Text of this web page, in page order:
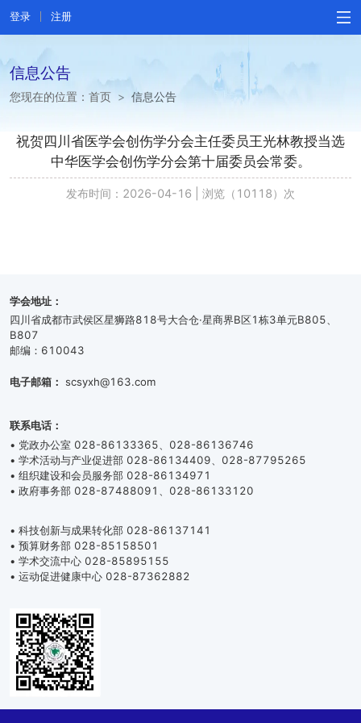
登录 注册
信息公告
您现在的位置： 首页 > 信息公告
祝贺四川省医学会创伤学分会主任委员王光林教授当选
中华医学会创伤学分会第十届委员会常委。
发布时间：2026-04-16 浏览（10118）次
学会地址：
四川省成都市武侯区星狮路818号大合仓·星商界B区1栋3单元B805、
B807
邮编：610043
电子邮箱： scsyxh@163.com
联系电话：
• 党政办公室 028-86133365、028-86136746
• 学术活动与产业促进部 028-86134409、028-87795265
• 组织建设和会员服务部 028-86134971
• 政府事务部 028-87488091、028-86133120
• 科技创新与成果转化部 028-86137141
• 预算财务部 028-85158501
• 学术交流中心 028-85895155
• 运动促进健康中心 028-87362882